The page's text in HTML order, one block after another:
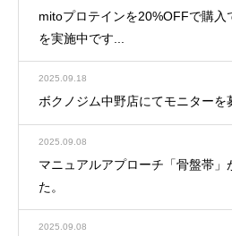
mitoプロテインを20%OFFで購入
を実施中です...
2025.09.18
ボクノジム中野店にてモニターを
2025.09.08
マニュアルアプローチ「骨盤帯」
た。
2025.09.08